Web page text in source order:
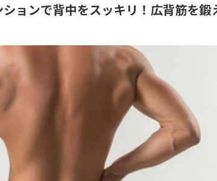
ョンで背中をスッキリ！広背筋を鍛